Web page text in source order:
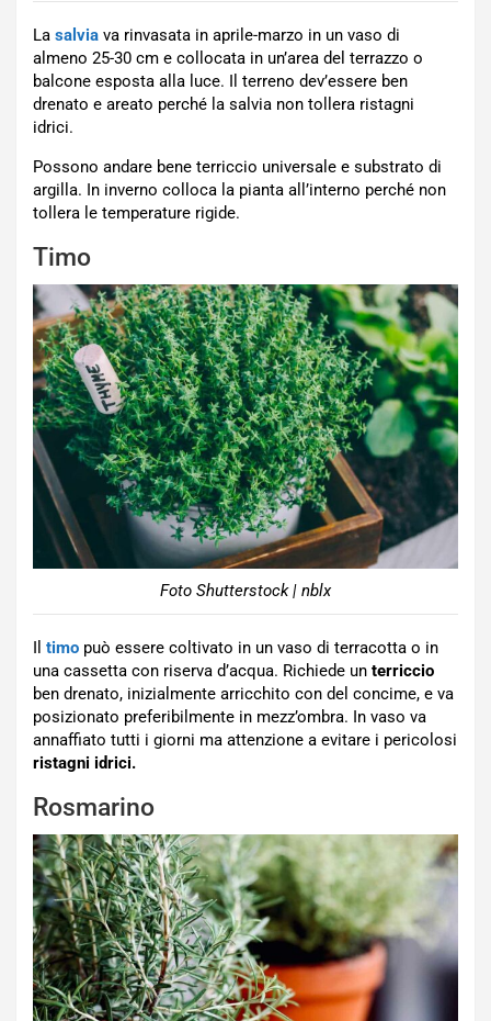
La salvia va rinvasata in aprile-marzo in un vaso di
almeno 25-30 cm e collocata in un’area del terrazzo o
balcone esposta alla luce. Il terreno dev’essere ben
drenato e areato perché la salvia non tollera ristagni
idrici.
Possono andare bene terriccio universale e substrato di
argilla. In inverno colloca la pianta all’interno perché non
tollera le temperature rigide.
Timo
Foto Shutterstock | nblx
Il timo può essere coltivato in un vaso di terracotta o in
una cassetta con riserva d’acqua. Richiede un terriccio
ben drenato, inizialmente arricchito con del concime, e va
posizionato preferibilmente in mezz’ombra. In vaso va
annaffiato tutti i giorni ma attenzione a evitare i pericolosi
ristagni idrici.
Rosmarino